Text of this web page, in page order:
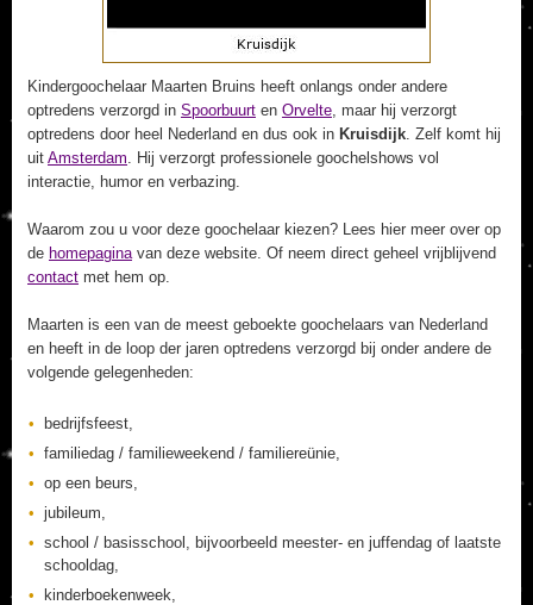
Kindergoochelaar Maarten Bruins heeft onlangs onder andere
optredens verzorgd in Spoorbuurt en Orvelte, maar hij verzorgt
optredens door heel Nederland en dus ook in Kruisdijk. Zelf komt hij
uit Amsterdam. Hij verzorgt professionele goochelshows vol
interactie, humor en verbazing.
Waarom zou u voor deze goochelaar kiezen? Lees hier meer over op
de homepaginavan deze website. Of neem direct geheel vrijblijvend
contact met hem op.
Maarten is een van de meest geboekte goochelaars van Nederland
en heeft in de loop der jaren optredens verzorgd bij onder andere de
volgende gelegenheden:
bedrijfsfeest,
familiedag / familieweekend / familiereünie,
op een beurs,
jubileum,
school / basisschool, bijvoorbeeld meester- en juffendag of laatste
schooldag,
kinderboekenweek,